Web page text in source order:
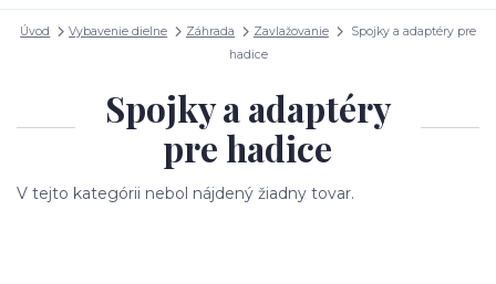
Úvod Vybavenie dielne Záhrada Zavlažovanie
Spojky a adaptéry pre
hadice
Spojky a adaptéry
pre hadice
V tejto kategórii nebol nájdený žiadny tovar.